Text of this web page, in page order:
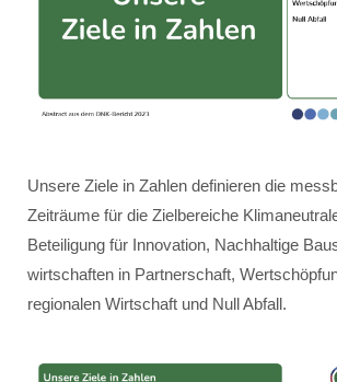
Unsere Ziele in Zahlen definieren die
Zeiträume für die Zielbereiche
Beteiligung für Innovation, Nachhaltige
wirtschaften in Partnerschaft,
regionalen Wirtschaft und Null Abfall.